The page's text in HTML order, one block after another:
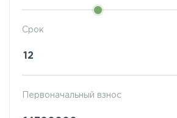
Первоначальный взнос
Срок